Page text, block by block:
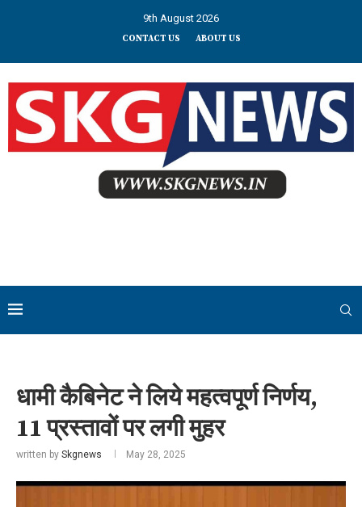
9th August 2026
CONTACT US ABOUT US
धामी कैबिनेट ने लिये महत्वपूर्ण निर्णय,
11 प्रस्तावों पर लगी मुहर
written by Skgnews May 28, 2025